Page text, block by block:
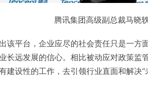
腾讯集团高级副总裁马晓
该平台，企业应尽的社会责任只是一方
长远发展的信心。相比被动应对政策监
建设性的工作，去引领行业直面和解决